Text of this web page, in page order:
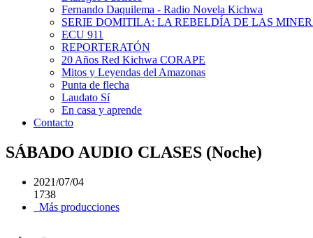
Fernando Daquilema - Radio Novela Kichwa
SERIE DOMITILA: LA REBELDÍA DE LAS
ECU 911
REPORTERATÓN
20 Años Red Kichwa CORAPE
Mitos y Leyendas del Amazonas
Punta de flecha
Laudato Sí
En casa y aprende
Contacto
SÁBADO AUDIO CLASES (Noche)
2021/07/04
1738
Más producciones